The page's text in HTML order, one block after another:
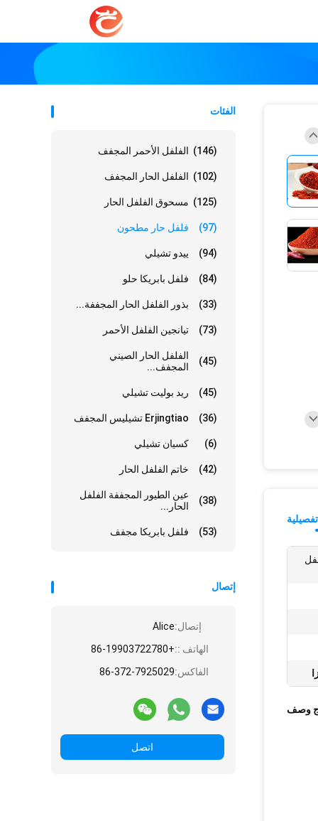
الفئات
الفلفل الأحمر المجفف (146)
الفلفل الحار المجفف (102)
مسحوق الفلفل الحار (125)
فلفل حار مطحون (97)
ييدو تشيلي (94)
فلفل بابريكا حلو (84)
بذور الفلفل الحار المجففة... (33)
تيانجين الفلفل الأحمر (73)
الفلفل الحار الصيني
المجفف...
(45)
ريد بوليت تشيلي (45)
Erjingtiao تشيليس المجفف (36)
كسيان تشيلي (6)
خاتم الفلفل الحار (42)
عين الطيور المجففة الفلفل
الحار...
(38)
فلفل بابريكا مجفف (53)
إتصال
إتصال:Alice
الهاتف ::+86-19903722780
الفاكس:86-372-7925029
اتصل
وصف